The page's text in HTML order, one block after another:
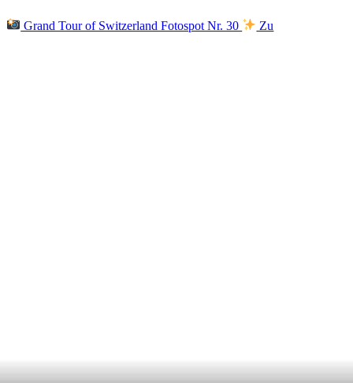
Grand Tour of Switzerland Fotospot Nr. 30 Zu